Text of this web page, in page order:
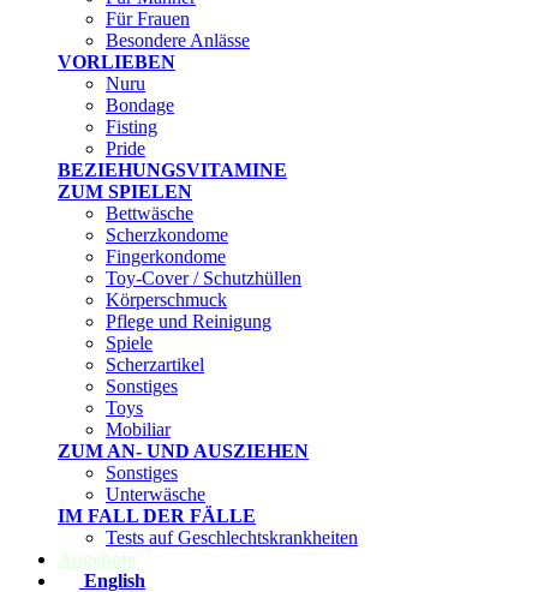
Für Frauen
Besondere Anlässe
VORLIEBEN
Nuru
Bondage
Fisting
Pride
BEZIEHUNGSVITAMINE
ZUM SPIELEN
Bettwäsche
Scherzkondome
Fingerkondome
Toy-Cover / Schutzhüllen
Körperschmuck
Pflege und Reinigung
Spiele
Scherzartikel
Sonstiges
Toys
Mobiliar
ZUM AN- UND AUSZIEHEN
Sonstiges
Unterwäsche
IM FALL DER FÄLLE
Tests auf Geschlechtskrankheiten
Angebote
English